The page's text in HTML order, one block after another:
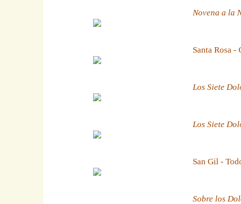
Novena a la
Santa Rosa
Los Siete
Los Siete
San Gil -
Sobre los